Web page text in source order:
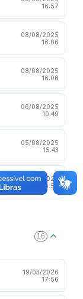
16:57
08/08/2025
16:06
08/08/2025
16:06
06/08/2025
10:49
05/08/2025
15:43
29/07/2025
16:59
16
19/03/2026
17:56